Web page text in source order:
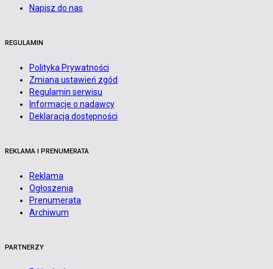
Napisz do nas
REGULAMIN
Polityka Prywatności
Zmiana ustawień zgód
Regulamin serwisu
Informacje o nadawcy
Deklaracja dostępności
REKLAMA I PRENUMERATA
Reklama
Ogłoszenia
Prenumerata
Archiwum
PARTNERZY